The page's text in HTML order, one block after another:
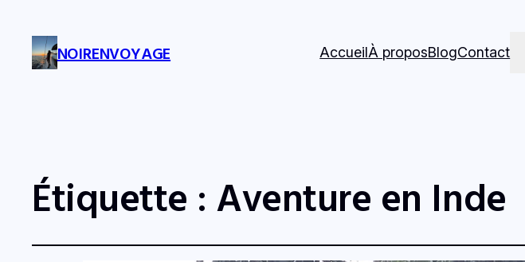
NOIRENVOYAGE AccueilÀ proposBlogContact
Étiquette : Aventure en Inde